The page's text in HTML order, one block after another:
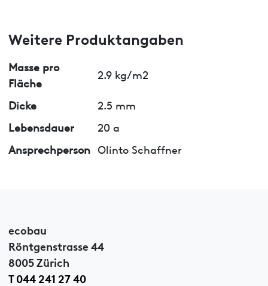
Weitere Produktangaben
Masse pro
Fläche
2.9 kg/m2
Dicke
2.5 mm
Lebensdauer
20 a
Ansprechperson Olinto Schaffner
ecobau
Röntgenstrasse 44
8005 Zürich
T 044 241 27 40